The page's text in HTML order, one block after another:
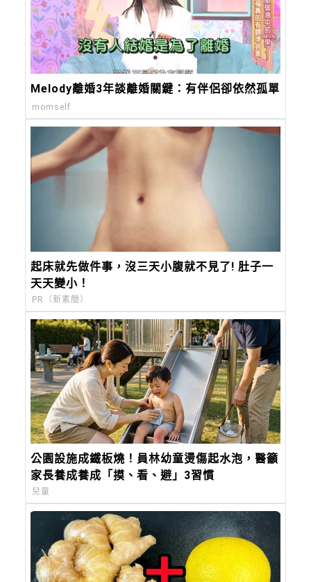
Melody離婚3年談離婚關鍵：有伴侶卻依然孤單
momself
起床就先做件事，沒三天小腹就不見了! 肚子一
天天變小！
PR（新素簡）
公園設施成鐵板燒！員林幼童燙傷起水泡，醫籲
家長養成養成「摸、看、避」3習慣
兒童